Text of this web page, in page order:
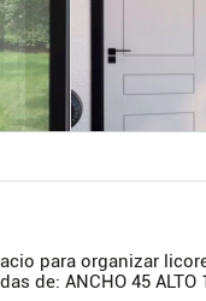
para organizar
de: ANCHO 45 ALTO
125
Estanteria
Wengue +
$ 1.576.900